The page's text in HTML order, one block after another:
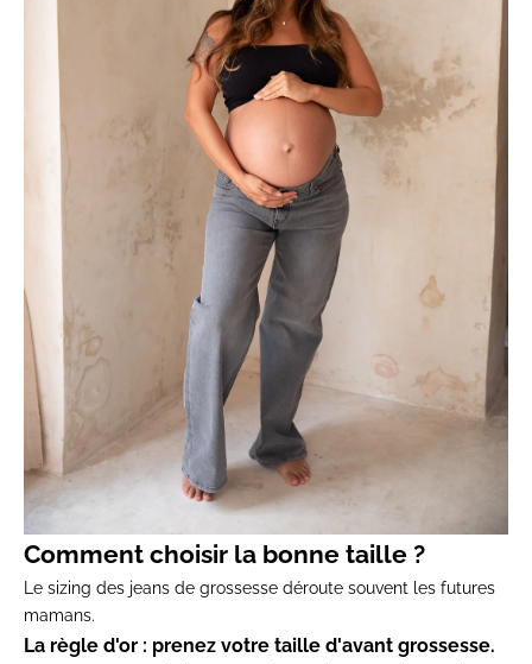
Comment choisir la bonne taille ?
Le sizing des jeans de grossesse déroute souvent les futures
mamans.
La règle d'or : prenez votre taille d'avant grossesse.